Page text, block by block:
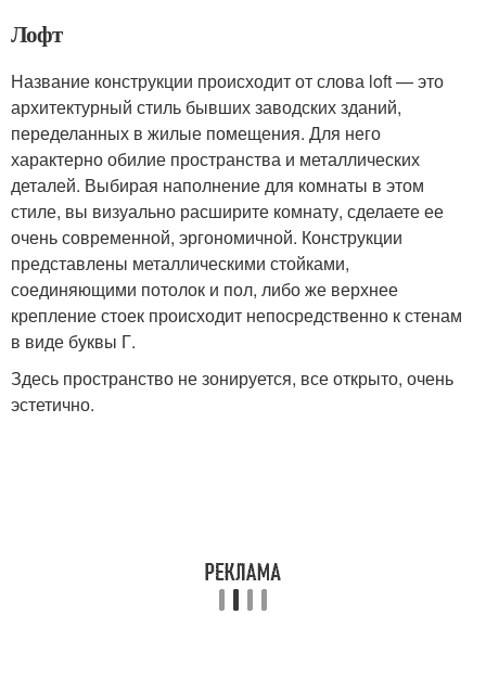
Лофт
Название конструкции происходит от слова loft — это
архитектурный стиль бывших заводских зданий,
переделанных в жилые помещения. Для него
характерно обилие пространства и металлических
деталей. Выбирая наполнение для комнаты в этом
стиле, вы визуально расширите комнату, сделаете ее
очень современной, эргономичной. Конструкции
представлены металлическими стойками,
соединяющими потолок и пол, либо же верхнее
крепление стоек происходит непосредственно к стенам
в виде буквы Г.
Здесь пространство не зонируется, все открыто, очень
эстетично.